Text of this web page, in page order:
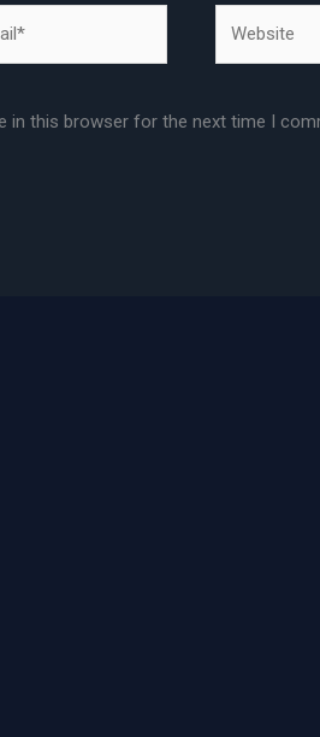
in this browser for the next time I